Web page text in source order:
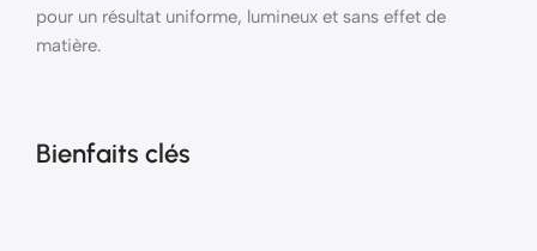
pour un résultat uniforme, lumineux et sans effet de
matière.
Bienfaits clés